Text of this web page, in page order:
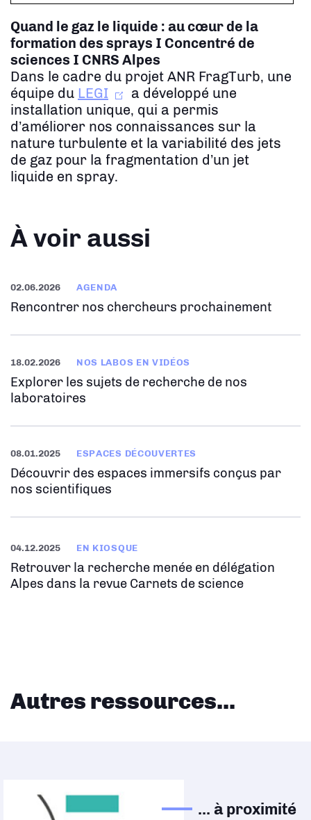
Quand le gaz le liquide : au cœur de la
formation des sprays I Concentré de
sciences I CNRS Alpes
Dans le cadre du projet ANR FragTurb, une
équipe du LEGI
a développé une
installation unique, qui a permis
d’améliorer nos connaissances sur la
nature turbulente et la variabilité des jets
de gaz pour la fragmentation d’un jet
liquide en spray.
À voir aussi
02.06.2026 AGENDA
Rencontrer nos chercheurs prochainement
18.02.2026 NOS LABOS EN VIDÉOS
Explorer les sujets de recherche de nos
laboratoires
08.01.2025 ESPACES DÉCOUVERTES
Découvrir des espaces immersifs conçus par
nos scientifiques
04.12.2025 EN KIOSQUE
Retrouver la recherche menée en délégation
Alpes dans la revue Carnets de science
Autres ressources...
... à proximité